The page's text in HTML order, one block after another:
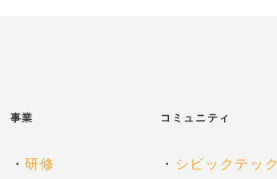
事業
・研修
コミュニティ
・ シビックテック